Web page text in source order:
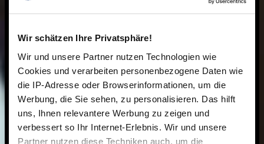
Wir schätzen Ihre Privatsphäre!
Wir und unsere Partner nutzen Technologien wie
Cookies und verarbeiten personenbezogene Daten wie
die IP-Adresse oder Browserinformationen, um die
Werbung, die Sie sehen, zu personalisieren. Das hilft
uns, Ihnen relevantere Werbung zu zeigen und
verbessert so Ihr Internet-Erlebnis. Wir und unsere
Partner nutzen diese Techniken auch, um die